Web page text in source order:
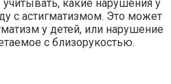
какие нарушения у
с астигматизмом. Это может
у детей, или нарушение
с близорукостью.